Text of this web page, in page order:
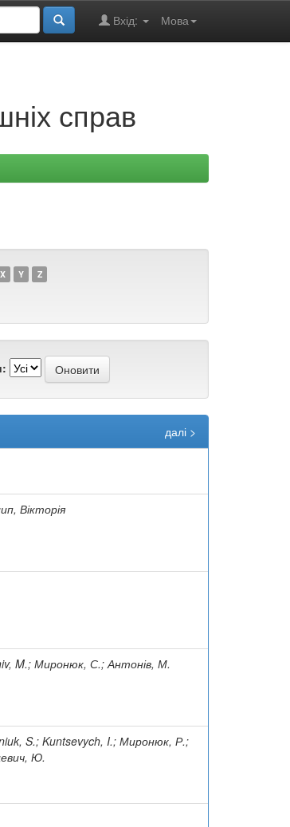
Мова
Вхід:
справ
X Y Z
далі >
Вікторія
M.; Миронюк, С.; Антонів, М.
S.; Kuntsevych, I.; Миронюк, Р.;
Ю.